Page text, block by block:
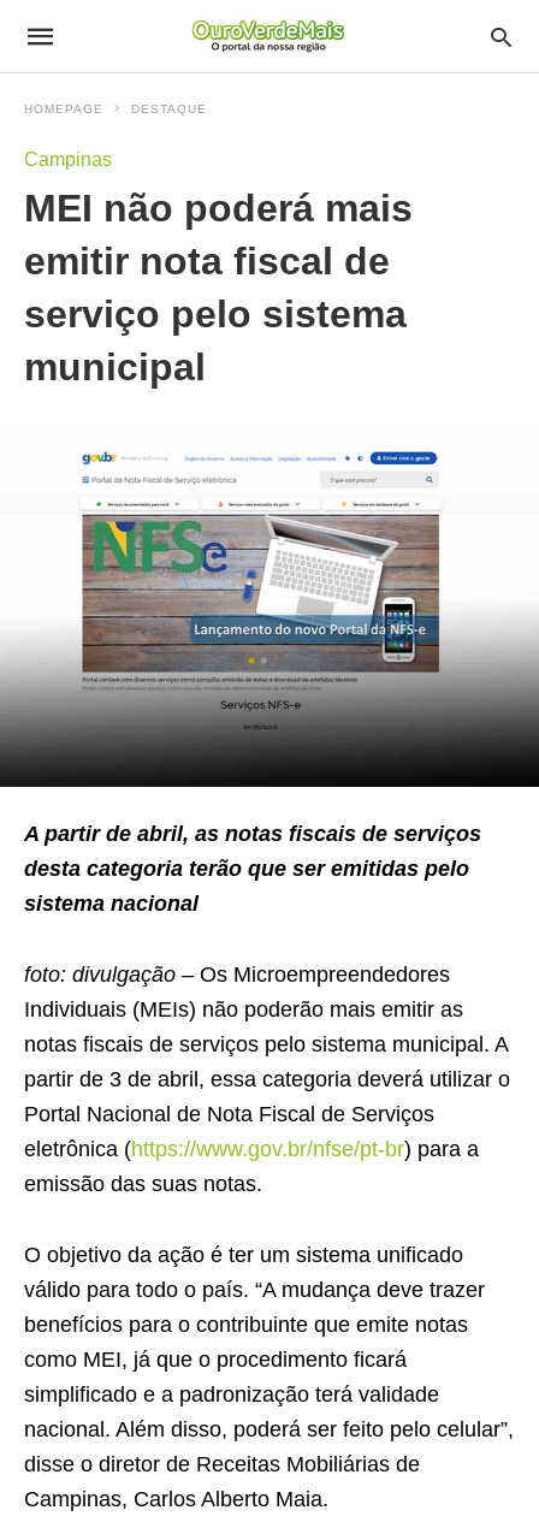
HOMEPAGE DESTAQUE
Campinas
MEI não poderá mais
emitir nota fiscal de
serviço pelo sistema
municipal
A partir de abril, as notas fiscais de serviços
desta categoria terão que ser emitidas pelo
sistema nacional
foto: divulgação – Os Microempreendedores
Individuais (MEIs) não poderão mais emitir as
notas fiscais de serviços pelo sistema municipal. A
partir de 3 de abril, essa categoria deverá utilizar o
Portal Nacional de Nota Fiscal de Serviços
eletrônica (https://www.gov.br/nfse/pt-br) para a
emissão das suas notas.
O objetivo da ação é ter um sistema unificado
válido para todo o país. “A mudança deve trazer
benefícios para o contribuinte que emite notas
como MEI, já que o procedimento ficará
simplificado e a padronização terá validade
nacional. Além disso, poderá ser feito pelo celular”,
disse o diretor de Receitas Mobiliárias de
Campinas, Carlos Alberto Maia.